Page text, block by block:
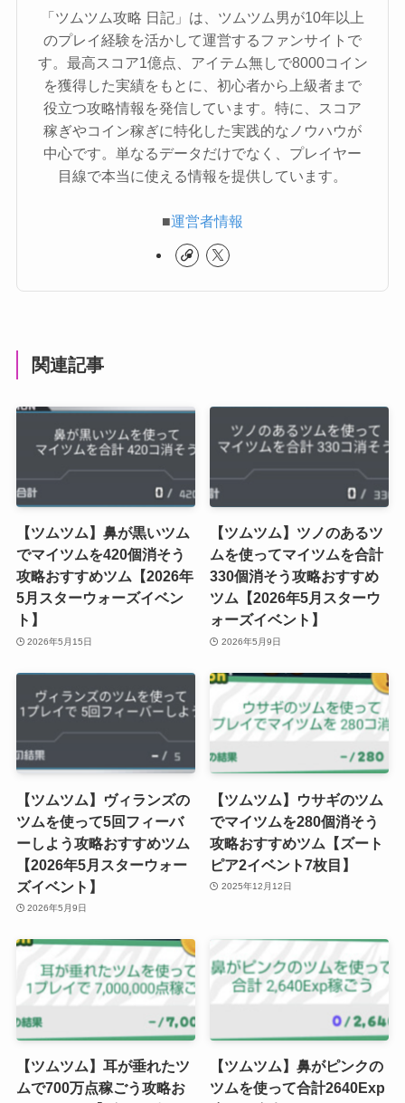
「ツムツム攻略 日記」は、ツムツム男が10年以上
のプレイ経験を活かして運営するファンサイトで
す。最高スコア1億点、アイテム無しで8000コイン
を獲得した実績をもとに、初心者から上級者まで
役立つ攻略情報を発信しています。特に、スコア
稼ぎやコイン稼ぎに特化した実践的なノウハウが
中心です。単なるデータだけでなく、プレイヤー
目線で本当に使える情報を提供しています。
■運営者情報
関連記事
【ツムツム】鼻が黒いツム
でマイツムを420個消そう
攻略おすすめツム【2026年
5月スターウォーズイベン
ト】
2026年5月15日
【ツムツム】ツノのあるツ
ムを使ってマイツムを合計
330個消そう攻略おすすめ
ツム【2026年5月スターウ
ォーズイベント】
2026年5月9日
【ツムツム】ヴィランズの
ツムを使って5回フィーバ
ーしよう攻略おすすめツム
【2026年5月スターウォー
ズイベント】
2026年5月9日
【ツムツム】ウサギのツム
でマイツムを280個消そう
攻略おすすめツム【ズート
ピア2イベント7枚目】
2025年12月12日
【ツムツム】耳が垂れたツ
ムで700万点稼ごう攻略お
【ツムツム】鼻がピンクの
ツムを使って合計2640Exp